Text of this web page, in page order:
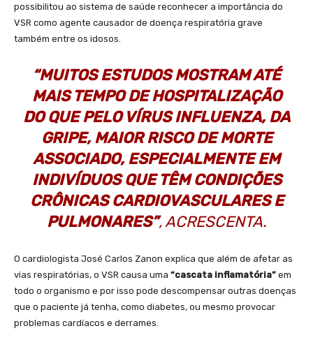
possibilitou ao sistema de saúde reconhecer a importância do
VSR como agente causador de doença respiratória grave
também entre os idosos.
“MUITOS ESTUDOS MOSTRAM ATÉ
MAIS TEMPO DE HOSPITALIZAÇÃO
DO QUE PELO VÍRUS INFLUENZA, DA
GRIPE, MAIOR RISCO DE MORTE
ASSOCIADO, ESPECIALMENTE EM
INDIVÍDUOS QUE TÊM CONDIÇÕES
CRÔNICAS CARDIOVASCULARES E
PULMONARES”, ACRESCENTA.
O cardiologista José Carlos Zanon explica que além de afetar as
vias respiratórias, o VSR causa uma “cascata inflamatória” em
todo o organismo e por isso pode descompensar outras doenças
que o paciente já tenha, como diabetes, ou mesmo provocar
problemas cardíacos e derrames.